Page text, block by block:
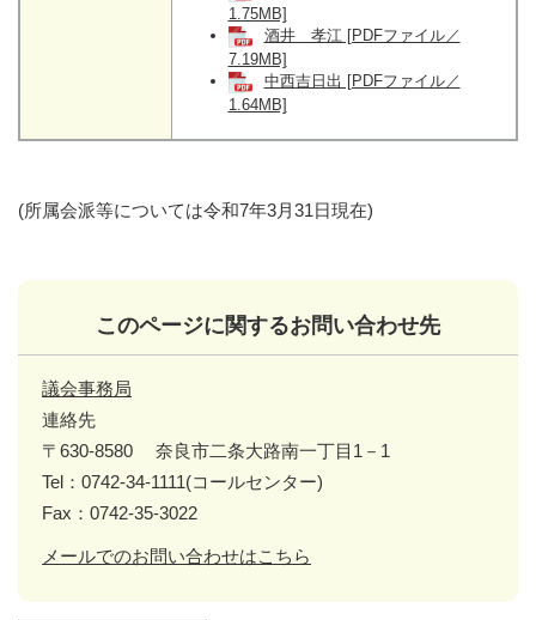
1.75MB]
酒井 孝江 [PDFファイル／
7.19MB]
中西吉日出 [PDFファイル／
1.64MB]
(所属会派等については令和7年3月31日現在)
このページに関するお問い合わせ先
議会事務局
連絡先
〒630-8580
奈良市二条大路南一丁目1－1
Tel：0742-34-1111(コールセンター)
Fax：0742-35-3022
メールでのお問い合わせはこちら